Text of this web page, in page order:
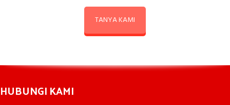
TANYA KAMI
HUBUNGI KAMI